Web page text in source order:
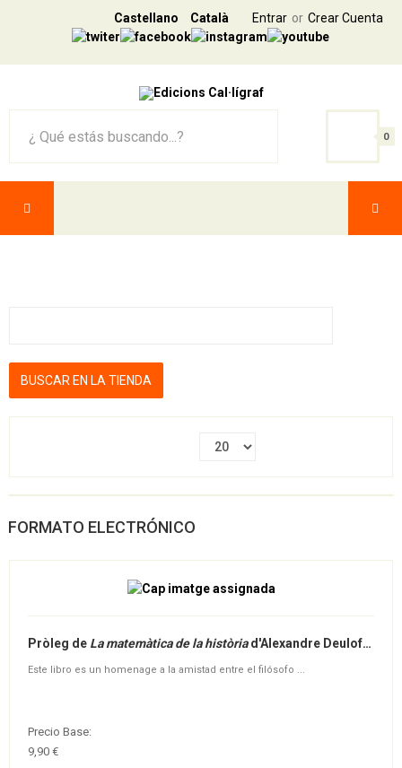
Entrar Crear Cuenta
Castellano Català
0
FORMATO ELECTRÓNICO
Pròleg de La matemàtica de la històriad'Alexandre Deulofeu - Ebook
Este libro es un homenage a la amistad entre el filósofo ...
Precio Base:
9,90 €